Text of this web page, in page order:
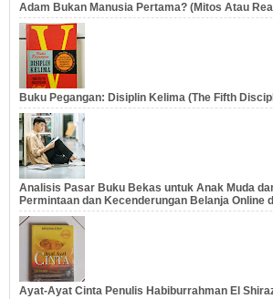
Adam Bukan Manusia Pertama? (Mitos Atau
Buku Pegangan: Disiplin Kelima (The Fifth
Analisis Pasar Buku Bekas untuk Anak Muda
Permintaan dan Kecenderungan Belanja Online
Ayat-Ayat Cinta Penulis Habiburrahman El